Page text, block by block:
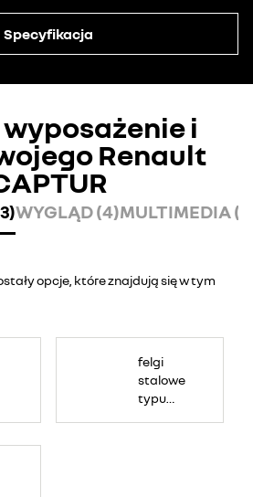
Specyfikacja
i
Renault
WYGLĄD (4)MULTIMEDIA
opcje, które znajdują się w tym
felgi
stalowe
typu